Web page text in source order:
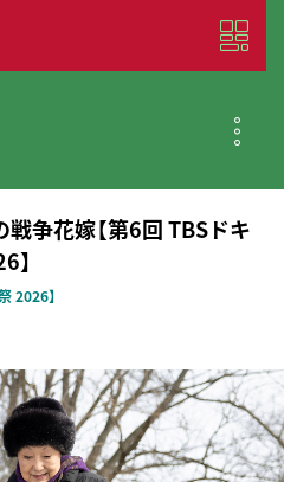
争花嫁【第6回 TBSドキ
】
2026】